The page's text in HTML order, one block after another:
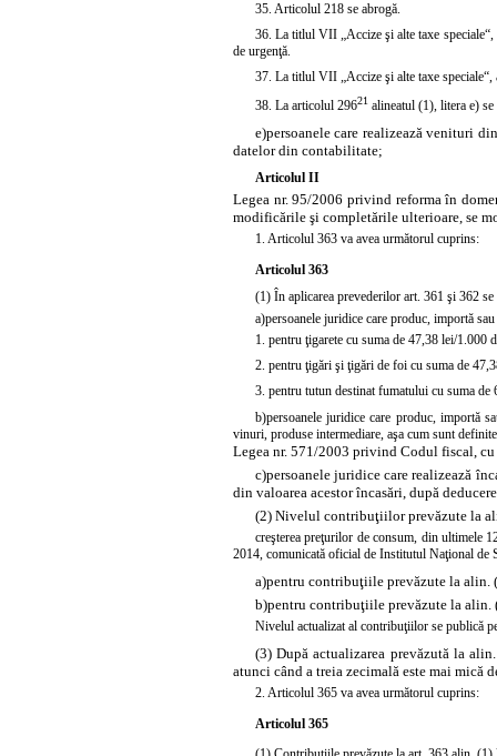
35. Articolul 218 se abrogă.
36. La titlul VII „Accize şi alte taxe speciale“,
de urgenţă.
37. La titlul VII „Accize şi alte taxe speciale“,
38. La articolul 29621 alineatul (1), litera e)
e)persoanele care realizează venituri
datelor din contabilitate;
Articolul II
Legea nr. 95/2006 privind reforma în
modificările şi completările ulterioare, se
1. Articolul 363 va avea următorul cuprins:
Articolul 363
(1) În aplicarea prevederilor art. 361 şi 362
a)persoanele juridice care produc, importă
1. pentru ţigarete cu suma de 47,38 lei/1.000
2. pentru ţigări şi ţigări de foi cu suma de
3. pentru tutun destinat fumatului cu suma de
b)persoanele juridice care produc, importă
vinuri, produse intermediare, aşa cum sunt
Legea nr. 571/2003 privind Codul fiscal,
c)persoanele juridice care realizează
din valoarea acestor încasări, după
(2) Nivelul contribuţiilor prevăzute la
creşterea preţurilor de consum, din ultimele
2014, comunicată oficial de Institutul Naţional de
a)pentru contribuţiile prevăzute la alin.
b)pentru contribuţiile prevăzute la alin.
Nivelul actualizat al contribuţiilor se publică
(3) După actualizarea prevăzută la
atunci când a treia zecimală este mai mică
2. Articolul 365 va avea următorul cuprins:
Articolul 365